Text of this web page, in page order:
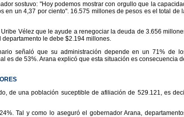
sostuvo: "Hoy podemos mostrar con orgullo que la
en un 4,37 por ciento". 16.575 millones de pesos es el total de
Vélez que le ayude a renegociar la deuda de 3.656
le debe $2.194 millones.
señaló que su administración depende en un 71% de
es de 53%. Arana explicó que esta situación es consecuencia
de una población suceptible de afiliación de 529.121, es
Tal y como lo aseguró el gobernador Arana,